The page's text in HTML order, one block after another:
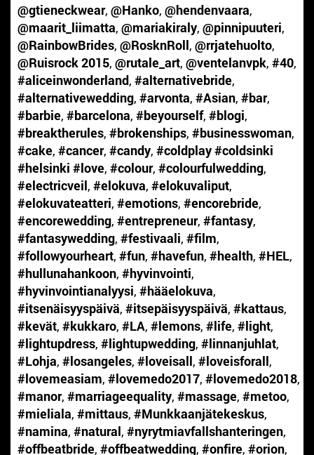
@gtieneckwear, @Hanko, @hendenvaara,
@maarit_liimatta, @mariakiraly, @pinnipuuteri,
@RainbowBrides, @RosknRoll, @rrjatehuolto,
@Ruisrock 2015, @rutale_art, @ventelanvpk, #40,
#aliceinwonderland, #alternativebride,
#alternativewedding, #arvonta, #Asian, #bar,
#barbie, #barcelona, #beyourself, #blogi,
#breaktherules, #brokenships, #businesswoman,
#cake, #cancer, #candy, #coldplay #coldsinki
#helsinki #love, #colour, #colourfulwedding,
#electricveil, #elokuva, #elokuvaliput,
#elokuvateatteri, #emotions, #encorebride,
#encorewedding, #entrepreneur, #fantasy,
#fantasywedding, #festivaali, #film,
#followyourheart, #fun, #havefun, #health, #HEL,
#hullunahankoon, #hyvinvointi,
#hyvinvointianalyysi, #hääelokuva,
#itsenäisyyspäivä, #itsepäisyyspäivä, #kattaus,
#kevät, #kukkaro, #LA, #lemons, #life, #light,
#lightupdress, #lightupwedding, #linnanjuhlat,
#Lohja, #losangeles, #loveisall, #loveisforall,
#lovemeasiam, #lovemedo2017, #lovemedo2018,
#manor, #marriageequality, #massage, #metoo,
#mieliala, #mittaus, #Munkkaanjätekeskus,
#namina, #natural, #nyrytmiavfallshanteringen,
#offbeatbride, #offbeatwedding, #onfire, #orion,